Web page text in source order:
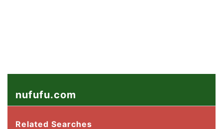
nufufu.com
Related Searches